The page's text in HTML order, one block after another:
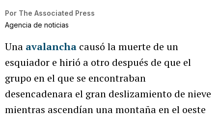
Por The Associated Press
Agencia de noticias
Una avalancha causó la muerte de un
esquiador e hirió a otro después de que el
grupo en el que se encontraban
desencadenara el gran deslizamiento de nieve
mientras ascendían una montaña en el oeste